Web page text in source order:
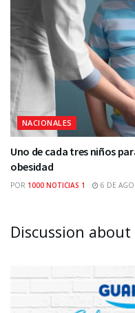
NACIONALES
Uno de cada tres niños
obesidad
POR 1000 NOTICIAS 1 6 DE
Discussion